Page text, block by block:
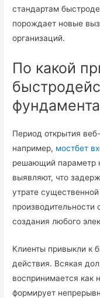
стандартам
порождает новые
организаций.
По какой
Период открытия
например, мостбет
решающий параметр
выявляют, что
утрате
производительности
создания любого
Клиенты привыкли к
действия. Всякая
воспринимается как
формирует